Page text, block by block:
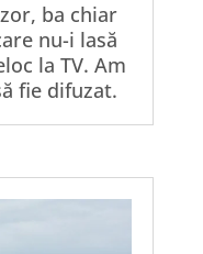
ba chiar
nu-i lasă
la TV. Am
fie difuzat.